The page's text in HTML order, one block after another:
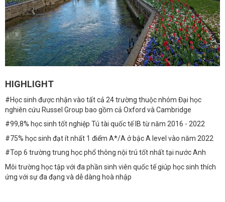
HIGHLIGHT
#Học sinh được nhận vào tất cả 24 trường thuộc nhóm Đại học
nghiên cứu Russel Group bao gồm cả Oxford và Cambridge
#99,8% học sinh tốt nghiệp Tú tài quốc tế IB từ năm 2016 - 2022
#75% học sinh đạt ít nhất 1 điểm A*/A ở bậc A level vào năm 2022
#Top 6 trường trung học phổ thông nội trú tốt nhất tại nước Anh
Môi trường học tập với đa phần sinh viên quốc tế giúp học sinh thích
ứng với sự đa đạng và dễ dàng hoà nhập